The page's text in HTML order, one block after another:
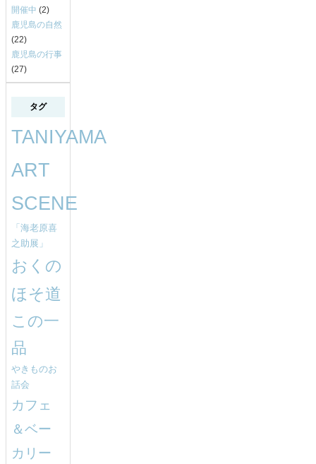
開催中 (2)
鹿児島の自然
(22)
鹿児島の行事
(27)
タグ
TANIYAMA
ART
SCENE
「海老原喜
之助展」
おくの
ほそ道
この一
品
やきものお
話会
カフェ
＆ベー
カリー